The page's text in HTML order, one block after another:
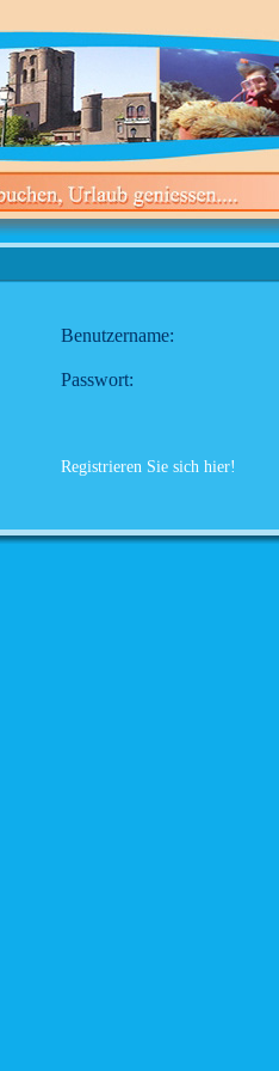
Benutzername:
Passwort:
Registrieren Sie sich hier!